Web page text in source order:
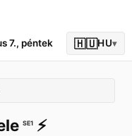
7., péntek 🇭🇺HU▾
SE1 ⚡️